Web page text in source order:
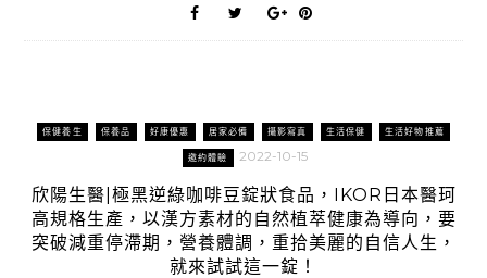
保健養生 保養品 好康優惠 居家必備 攝影寫真 生活保健 生活好物推薦
邀約體驗 2022-10-15
欣陽生醫|極黑逆綠咖啡豆錠狀食品，IKOR日本醫珂
高規格生產，以漢方素材的自然植萃健康為導向，要
突破減重停滯期，營養體調，重拾美麗的自信人生，
就來試試這一錠！